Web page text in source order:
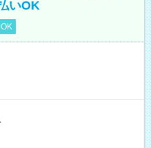
いOK